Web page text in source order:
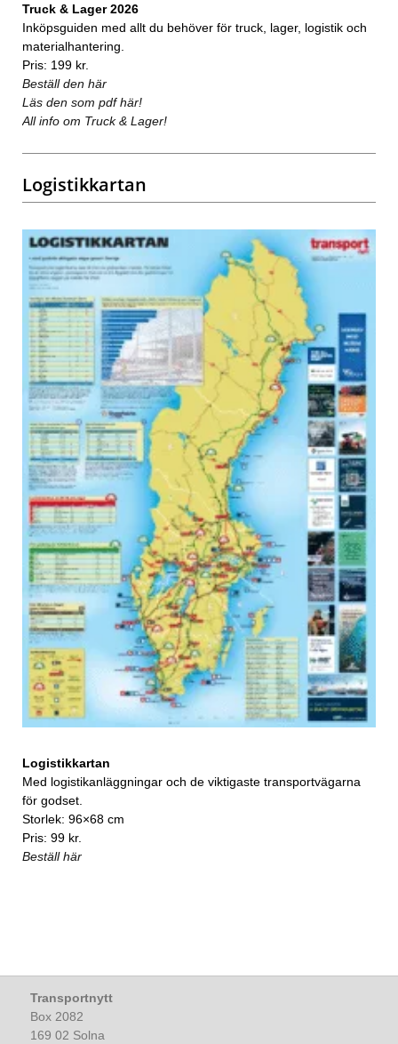
Truck & Lager 2026
Inköpsguiden med allt du behöver för truck, lager, logistik och
materialhantering.
Pris: 199 kr.
Beställ den här
Läs den som pdf här!
All info om Truck & Lager!
Logistikkartan
Logistikkartan
Med logistikanläggningar och de viktigaste transportvägarna
för godset.
Storlek: 96×68 cm
Pris: 99 kr.
Beställ här
Transportnytt
Box 2082
169 02 Solna